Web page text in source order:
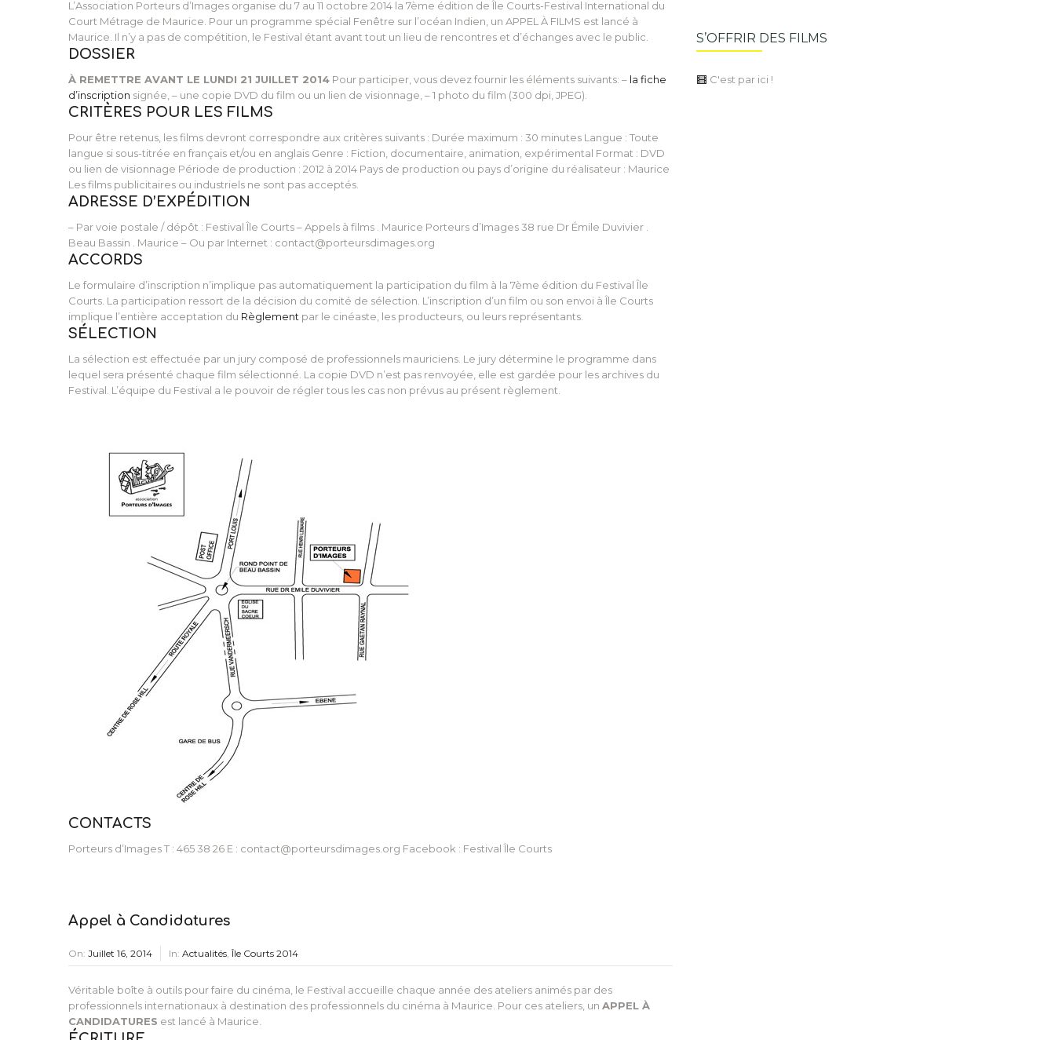
L’Association Porteurs d’Images organise du 7 au 11 octobre 2014 la 7ème édition de Île Courts-Festival International du
Court Métrage de Maurice. Pour un programme spécial Fenêtre sur l’océan Indien, un APPEL À FILMS est lancé à
Maurice. Il n’y a pas de compétition, le Festival étant avant tout un lieu de rencontres et d’échanges avec le public.
DOSSIER
À REMETTRE AVANT LE LUNDI 21 JUILLET 2014 Pour participer, vous devez fournir les éléments suivants: – la fiche
d’inscription signée, – une copie DVD du film ou un lien de visionnage, – 1 photo du film (300 dpi, JPEG).
CRITÈRES POUR LES FILMS
Pour être retenus, les films devront correspondre aux critères suivants : Durée maximum : 30 minutes Langue : Toute
langue si sous-titrée en français et/ou en anglais Genre : Fiction, documentaire, animation, expérimental Format : DVD
ou lien de visionnage Période de production : 2012 à 2014 Pays de production ou pays d’origine du réalisateur : Maurice
Les films publicitaires ou industriels ne sont pas acceptés.
ADRESSE D’EXPÉDITION
– Par voie postale / dépôt : Festival Île Courts – Appels à films . Maurice Porteurs d’Images 38 rue Dr Émile Duvivier .
Beau Bassin . Maurice – Ou par Internet : contact@porteursdimages.org
ACCORDS
Le formulaire d’inscription n’implique pas automatiquement la participation du film à la 7ème édition du Festival Île
Courts. La participation ressort de la décision du comité de sélection. L’inscription d’un film ou son envoi à Île Courts
implique l’entière acceptation du Règlement par le cinéaste, les producteurs, ou leurs représentants.
SÉLECTION
La sélection est effectuée par un jury composé de professionnels mauriciens. Le jury détermine le programme dans
lequel sera présenté chaque film sélectionné. La copie DVD n’est pas renvoyée, elle est gardée pour les archives du
Festival. L’équipe du Festival a le pouvoir de régler tous les cas non prévus au présent règlement.
CONTACTS
Porteurs d’Images T : 465 38 26 E : contact@porteursdimages.org Facebook : Festival Île Courts
Appel à Candidatures
On: Juillet 16, 2014 In: Actualités,Île Courts 2014
Véritable boîte à outils pour faire du cinéma, le Festival accueille chaque année des ateliers animés par des
professionnels internationaux à destination des professionnels du cinéma à Maurice. Pour ces ateliers, un APPEL À
CANDIDATURES est lancé à Maurice.
S’OFFRIR DES FILMS
C'est par ici !